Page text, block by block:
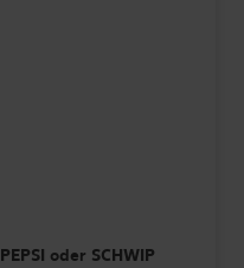
PEPSI oder SCHWIP